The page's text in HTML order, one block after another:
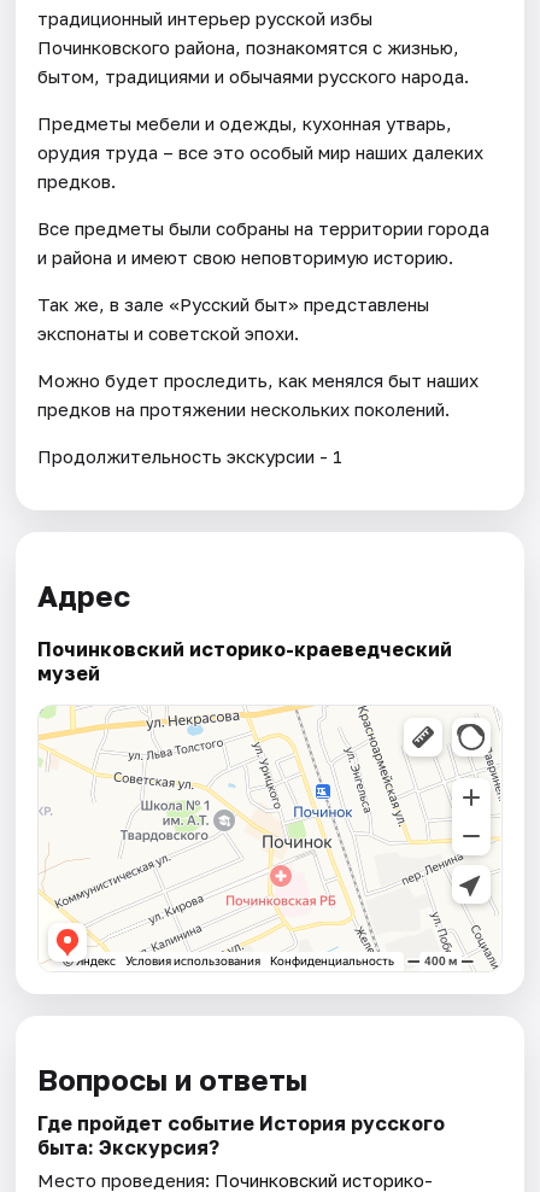
традиционный интерьер русской избы
Починковского района, познакомятся с жизнью,
бытом, традициями и обычаями русского народа.
Предметы мебели и одежды, кухонная утварь,
орудия труда – все это особый мир наших далеких
предков.
Все предметы были собраны на территории города
и района и имеют свою неповторимую историю.
Так же, в зале «Русский быт» представлены
экспонаты и советской эпохи.
Можно будет проследить, как менялся быт наших
предков на протяжении нескольких поколений.
Продолжительность экскурсии - 1
Адрес
Починковский историко-краеведческий
музей
Вопросы и ответы
Где пройдет событие История русского
быта: Экскурсия?
Место проведения: Починковский историко-